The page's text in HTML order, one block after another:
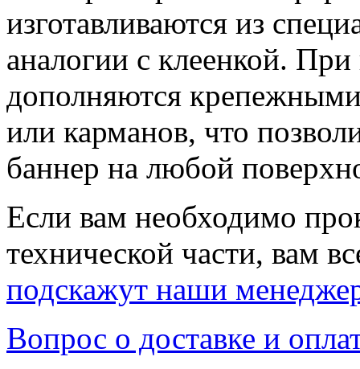
изготавливаются из
аналогии с клеенкой.
дополняются
или карманов, что
баннер на любой
Если вам необходимо
технической части, вам
подскажут наши
Вопрос о доставке и